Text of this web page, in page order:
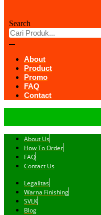
Search
About
Product
Promo
FAQ
Contact
About Us
How To Order
FAQ
Contact Us
Legalitas
Warna Finishing
SVLK
Blog